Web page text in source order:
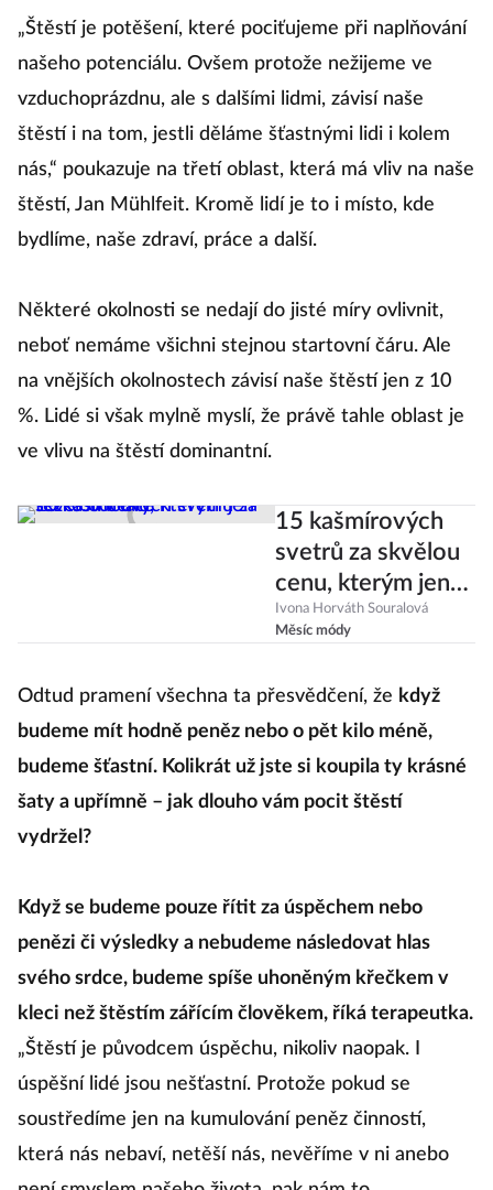
„Štěstí je potěšení, které pociťujeme při naplňování
našeho potenciálu. Ovšem protože nežijeme ve
vzduchoprázdnu, ale s dalšími lidmi, závisí naše
štěstí i na tom, jestli děláme šťastnými lidi i kolem
nás,“ poukazuje na třetí oblast, která má vliv na naše
štěstí, Jan Mühlfeit. Kromě lidí je to i místo, kde
bydlíme, naše zdraví, práce a další.
Některé okolnosti se nedají do jisté míry ovlivnit,
neboť nemáme všichni stejnou startovní čáru. Ale
na vnějších okolnostech závisí naše štěstí jen z 10
%. Lidé si však mylně myslí, že právě tahle oblast je
ve vlivu na štěstí dominantní.
15 kašmírových
svetrů za skvělou
cenu, kterým jen
těžko odoláte
Ivona Horváth Souralová
Měsíc módy
Odtud pramení všechna ta přesvědčení, že když
budeme mít hodně peněz nebo o pět kilo méně,
budeme šťastní. Kolikrát už jste si koupila ty krásné
šaty a upřímně – jak dlouho vám pocit štěstí
vydržel?
Když se budeme pouze řítit za úspěchem nebo
penězi či výsledky a nebudeme následovat hlas
svého srdce, budeme spíše uhoněným křečkem v
kleci než štěstím zářícím člověkem, říká terapeutka.
„Štěstí je původcem úspěchu, nikoliv naopak. I
úspěšní lidé jsou nešťastní. Protože pokud se
soustředíme jen na kumulování peněz činností,
která nás nebaví, netěší nás, nevěříme v ni anebo